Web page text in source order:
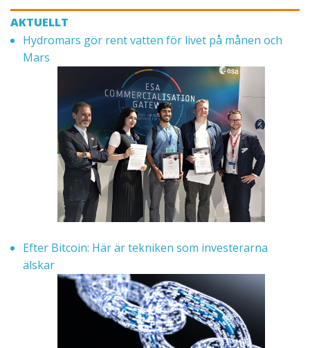
AKTUELLT
Hydromars gör rent vatten för livet på månen och
Mars
Efter Bitcoin: Här är tekniken som investerarna
älskar